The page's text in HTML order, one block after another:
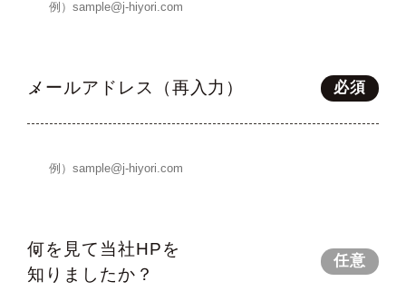
メールアドレス（再入力） 必須
何を見て当社HPを
知りましたか？
任意